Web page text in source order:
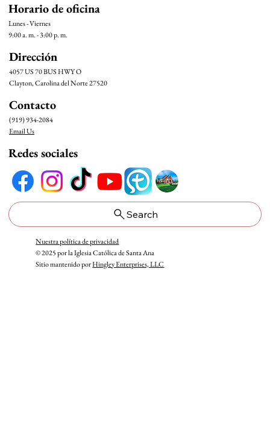
Horario de oficina
Lunes - Viernes
9:00 a. m. - 3:00 p. m.
Dirección
4057 US 70 BUS HWY O
Clayton, Carolina del Norte 27520
Contacto
(919) 934-2084
Email Us
Redes sociales
Search
Nuestra política de privacidad
© 2025 por la Iglesia Católica de Santa Ana
Sitio mantenido porHingley Enterprises, LLC